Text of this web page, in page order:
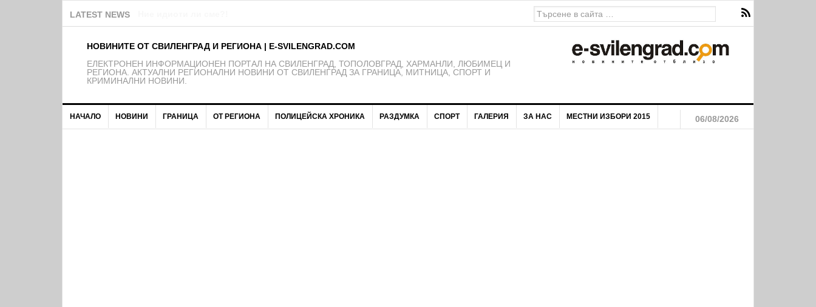
LATEST NEWS
НОВИНИТЕ ОТ СВИЛЕНГРАД И РЕГИОНА | E-SVILENGRAD.COM
EЛЕКТРОНЕН ИНФОРМАЦИОНЕН ПОРТАЛ НА СВИЛЕНГРАД, ТОПОЛОВГРАД, ХАРМАНЛИ, ЛЮБИМЕЦ И
РЕГИОНА. АКТУАЛНИ РЕГИОНАЛНИ НОВИНИ ОТ СВИЛЕНГРАД ЗА ГРАНИЦА, МИТНИЦА, СПОРТ И
КРИМИНАЛНИ НОВИНИ.
НАЧАЛО НОВИНИ ГРАНИЦА ОТ РЕГИОНА ПОЛИЦЕЙСКА ХРОНИКА РАЗДУМКА СПОРТ ГАЛЕРИЯ ЗА НАС МЕСТНИ ИЗБОРИ 2015 06/08/2026